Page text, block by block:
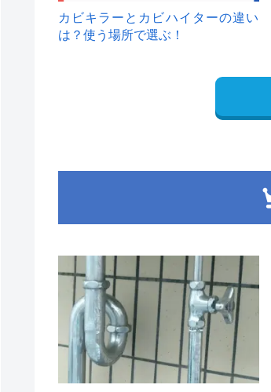
カビキラーとカビハイターの違い
は？使う場所で選ぶ！
1